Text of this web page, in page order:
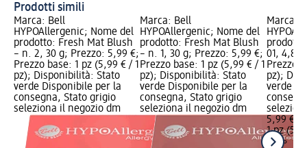
Prodotti simili
Marca: Bell
HYPOAllergenic; Nome del
prodotto: Fresh Mat Blush
– n. 2, 30 g; Prezzo: 5,99 €;
Prezzo base: 1 pz (5,99 € / 1
pz); Disponibilità: Stato
verde Disponibile per la
consegna, Stato grigio
seleziona il negozio dm
Marca: Bell
HYPOAllergenic; Nome del
prodotto: Fresh Mat Blush
– n. 1, 30 g; Prezzo: 5,99 €;
Prezzo base: 1 pz (5,99 € / 1
pz); Disponibilità: Stato
verde Disponibile per la
consegna, Stato grigio
seleziona il negozio dm
Marca:
01, 4,8
Prezzo
pz);
verde
5,99 €
1 pz